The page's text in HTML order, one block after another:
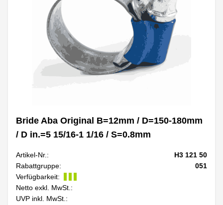
Bride Aba Original B=12mm / D=150-180mm
/ D in.=5 15/16-1 1/16 / S=0.8mm
Artikel-Nr.:
H3 121 50
Rabattgruppe:
051
Verfügbarkeit:
Netto exkl. MwSt.:
UVP inkl. MwSt.: